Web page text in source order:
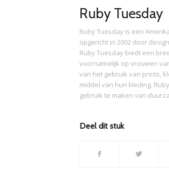
Ruby Tuesday
Ruby Tuesday is een
opgericht in 2002 door
Ruby Tuesday biedt een
voornamelijk op vrouwen
van het gebruik van prints,
middel van hun kleding.
gebruik te maken van
Deel dit stuk